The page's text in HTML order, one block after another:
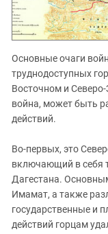
Основные очаги
труднодоступных
Восточном и
война, может быть
действий.
Во-первых, это
включающий в себя
Дагестана.
Имамат, а также
государственные и
действий горцам